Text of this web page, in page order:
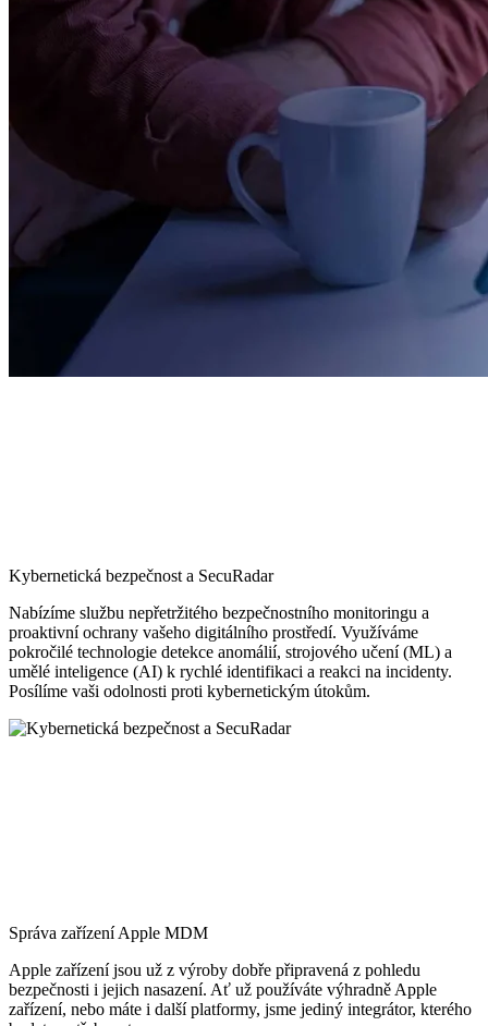
Kybernetická bezpečnost a SecuRadar
Nabízíme službu nepřetržitého bezpečnostního monitoringu a
proaktivní ochrany vašeho digitálního prostředí. Využíváme
pokročilé technologie detekce anomálií, strojového učení (ML) a
umělé inteligence (AI) k rychlé identifikaci a reakci na incidenty.
Posílíme vaši odolnosti proti kybernetickým útokům.
Správa zařízení Apple MDM
Apple zařízení jsou už z výroby dobře připravená z pohledu
bezpečnosti i jejich nasazení. Ať už používáte výhradně Apple
zařízení, nebo máte i další platformy, jsme jediný integrátor, kterého